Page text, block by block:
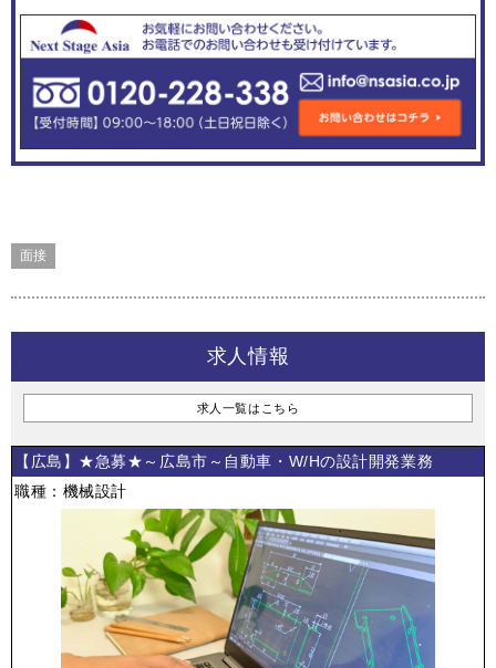
面接
求人情報
求人一覧はこちら
【広島】★急募★～広島市～自動車・W/Hの設計開発業務
職種：機械設計